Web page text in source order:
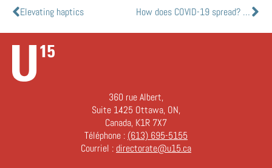
Elevating haptics How does COVID-19 spread? U of T infectious disease expert breaks down the latest research
360 rue Albert,
Suite 1425 Ottawa, ON,
Canada, K1R 7X7
Téléphone : (613) 695-5155
Courriel : directorate@u15.ca